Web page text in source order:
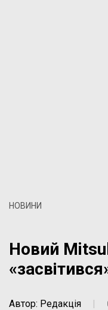
НОВИНИ
Новий
Автор: Редакція |